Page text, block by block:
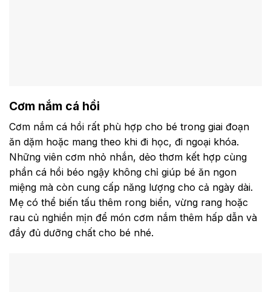
Cơm nắm cá hồi
Cơm nắm cá hồi rất phù hợp cho bé trong giai đoạn
ăn dặm hoặc mang theo khi đi học, đi ngoại khóa.
Những viên cơm nhỏ nhắn, dẻo thơm kết hợp cùng
phần cá hồi béo ngậy không chỉ giúp bé ăn ngon
miệng mà còn cung cấp năng lượng cho cả ngày dài.
Mẹ có thể biến tấu thêm rong biển, vừng rang hoặc
rau củ nghiền mịn để món cơm nắm thêm hấp dẫn và
đầy đủ dưỡng chất cho bé nhé.